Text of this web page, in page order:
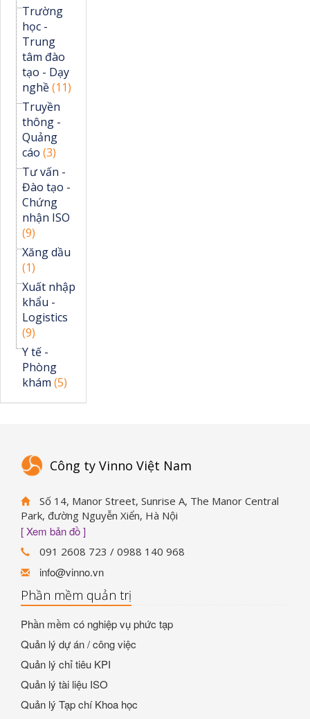
Trường
học -
Trung
tâm đào
tạo - Dạy
nghề(11)
Truyền
thông -
Quảng
cáo (3)
Tư vấn -
Đào tạo -
Chứng
nhận ISO
(9)
Xăng dầu
(1)
Xuất nhập
khẩu -
Logistics
(9)
Y tế -
Phòng
khám (5)
Công ty Vinno Việt Nam
Số 14, Manor Street, Sunrise A, The Manor Central
Park, đường Nguyễn Xiển, Hà Nội
[ Xem bản đồ ]
091 2608 723 / 0988 140 968
info@vinno.vn
Phần mềm quản trị
Phần mềm có nghiệp vụ phức tạp
Quản lý dự án / công việc
Quản lý chỉ tiêu KPI
Quản lý tài liệu ISO
Quản lý Tạp chí Khoa học